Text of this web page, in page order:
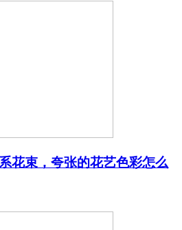
花束，夸张的花艺色彩怎么